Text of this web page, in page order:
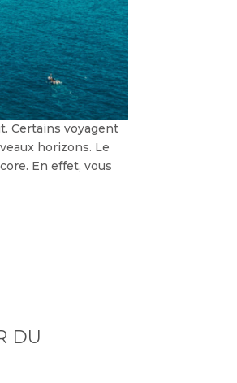
Certains voyagent
horizons. Le
En effet, vous
DU